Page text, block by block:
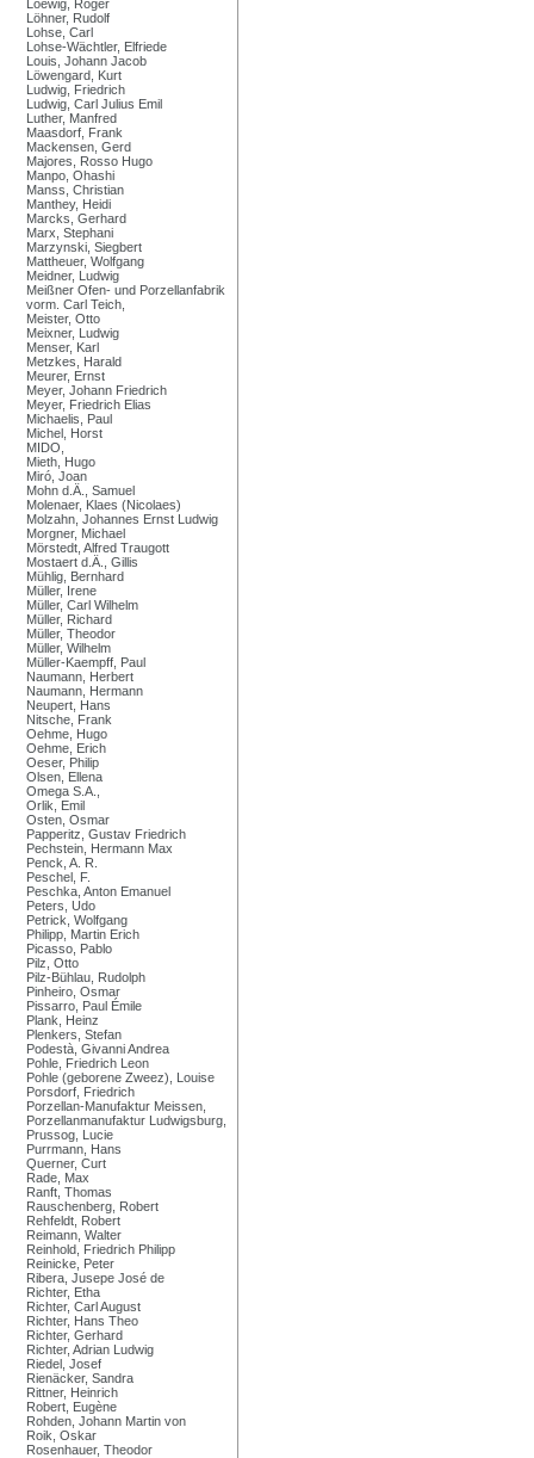
Loewig, Roger
Löhner, Rudolf
Lohse, Carl
Lohse-Wächtler, Elfriede
Louis, Johann Jacob
Löwengard, Kurt
Ludwig, Friedrich
Ludwig, Carl Julius Emil
Luther, Manfred
Maasdorf, Frank
Mackensen, Gerd
Majores, Rosso Hugo
Manpo, Ohashi
Manss, Christian
Manthey, Heidi
Marcks, Gerhard
Marx, Stephani
Marzynski, Siegbert
Mattheuer, Wolfgang
Meidner, Ludwig
Meißner Ofen- und Porzellanfabrik
vorm. Carl Teich,
Meister, Otto
Meixner, Ludwig
Menser, Karl
Metzkes, Harald
Meurer, Ernst
Meyer, Johann Friedrich
Meyer, Friedrich Elias
Michaelis, Paul
Michel, Horst
MIDO,
Mieth, Hugo
Miró, Joan
Mohn d.Ä., Samuel
Molenaer, Klaes (Nicolaes)
Molzahn, Johannes Ernst Ludwig
Morgner, Michael
Mörstedt, Alfred Traugott
Mostaert d.Ä., Gillis
Mühlig, Bernhard
Müller, Irene
Müller, Carl Wilhelm
Müller, Richard
Müller, Theodor
Müller, Wilhelm
Müller-Kaempff, Paul
Naumann, Herbert
Naumann, Hermann
Neupert, Hans
Nitsche, Frank
Oehme, Hugo
Oehme, Erich
Oeser, Philip
Olsen, Ellena
Omega S.A.,
Orlik, Emil
Osten, Osmar
Papperitz, Gustav Friedrich
Pechstein, Hermann Max
Penck, A. R.
Peschel, F.
Peschka, Anton Emanuel
Peters, Udo
Petrick, Wolfgang
Philipp, Martin Erich
Picasso, Pablo
Pilz, Otto
Pilz-Bühlau, Rudolph
Pinheiro, Osmar
Pissarro, Paul Émile
Plank, Heinz
Plenkers, Stefan
Podestà, Givanni Andrea
Pohle, Friedrich Leon
Pohle (geborene Zweez), Louise
Porsdorf, Friedrich
Porzellan-Manufaktur Meissen,
Porzellanmanufaktur Ludwigsburg,
Prussog, Lucie
Purrmann, Hans
Querner, Curt
Rade, Max
Ranft, Thomas
Rauschenberg, Robert
Rehfeldt, Robert
Reimann, Walter
Reinhold, Friedrich Philipp
Reinicke, Peter
Ribera, Jusepe José de
Richter, Etha
Richter, Carl August
Richter, Hans Theo
Richter, Gerhard
Richter, Adrian Ludwig
Riedel, Josef
Rienäcker, Sandra
Rittner, Heinrich
Robert, Eugène
Rohden, Johann Martin von
Roik, Oskar
Rosenhauer, Theodor